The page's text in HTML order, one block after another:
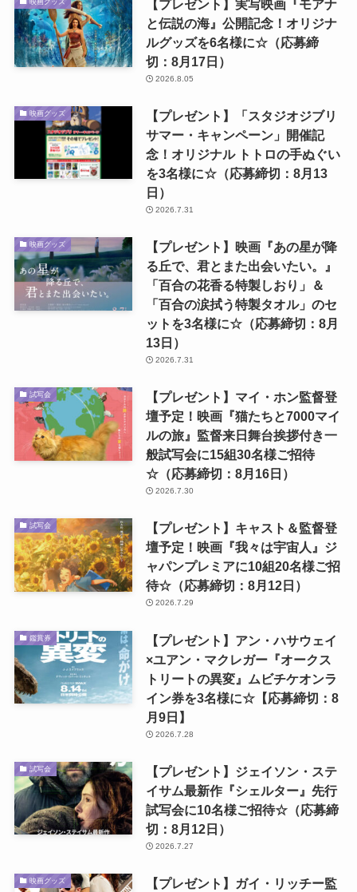
【プレゼント】実写映画『モアナ
と伝説の海』公開記念！オリジナ
ルグッズを6名様に☆（応募締
切：8月17日）
2026.8.05
映画グッズ
【プレゼント】「スタジオジブリ
サマー・キャンペーン」開催記
念！オリジナル トトロの手ぬぐい
を3名様に☆（応募締切：8月13
日）
2026.7.31
映画グッズ
【プレゼント】映画『あの星が降
る丘で、君とまた出会いたい。』
「百合の花香る特製しおり」＆
「百合の涙拭う特製タオル」のセ
ットを3名様に☆（応募締切：8月
13日）
2026.7.31
試写会
【プレゼント】マイ・ホン監督登
壇予定！映画『猫たちと7000マイ
ルの旅』監督来日舞台挨拶付き一
般試写会に15組30名様ご招待
☆（応募締切：8月16日）
2026.7.30
試写会
【プレゼント】キャスト＆監督登
壇予定！映画『我々は宇宙人』ジ
ャパンプレミアに10組20名様ご招
待☆（応募締切：8月12日）
2026.7.29
鑑賞券
【プレゼント】アン・ハサウェイ
×ユアン・マクレガー『オークス
トリートの異変』ムビチケオンラ
イン券を3名様に☆【応募締切：8
月9日】
2026.7.28
試写会
【プレゼント】ジェイソン・ステ
イサム最新作『シェルター』先行
試写会に10名様ご招待☆（応募締
切：8月12日）
2026.7.27
映画グッズ
【プレゼント】ガイ・リッチー監